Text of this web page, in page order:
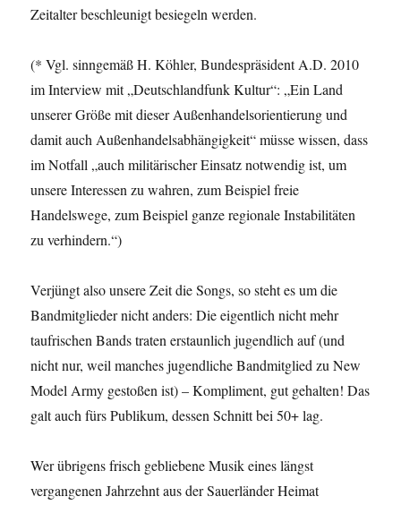
Zeitalter beschleunigt besiegeln werden.
(* Vgl. sinngemäß H. Köhler, Bundespräsident A.D. 2010
im Interview mit „Deutschlandfunk Kultur“: „Ein Land
unserer Größe mit dieser Außenhandelsorientierung und
damit auch Außenhandelsabhängigkeit“ müsse wissen, dass
im Notfall „auch militärischer Einsatz notwendig ist, um
unsere Interessen zu wahren, zum Beispiel freie
Handelswege, zum Beispiel ganze regionale Instabilitäten
zu verhindern.“)
Verjüngt also unsere Zeit die Songs, so steht es um die
Bandmitglieder nicht anders: Die eigentlich nicht mehr
taufrischen Bands traten erstaunlich jugendlich auf (und
nicht nur, weil manches jugendliche Bandmitglied zu New
Model Army gestoßen ist) – Kompliment, gut gehalten! Das
galt auch fürs Publikum, dessen Schnitt bei 50+ lag.
Wer übrigens frisch gebliebene Musik eines längst
vergangenen Jahrzehnt aus der Sauerländer Heimat